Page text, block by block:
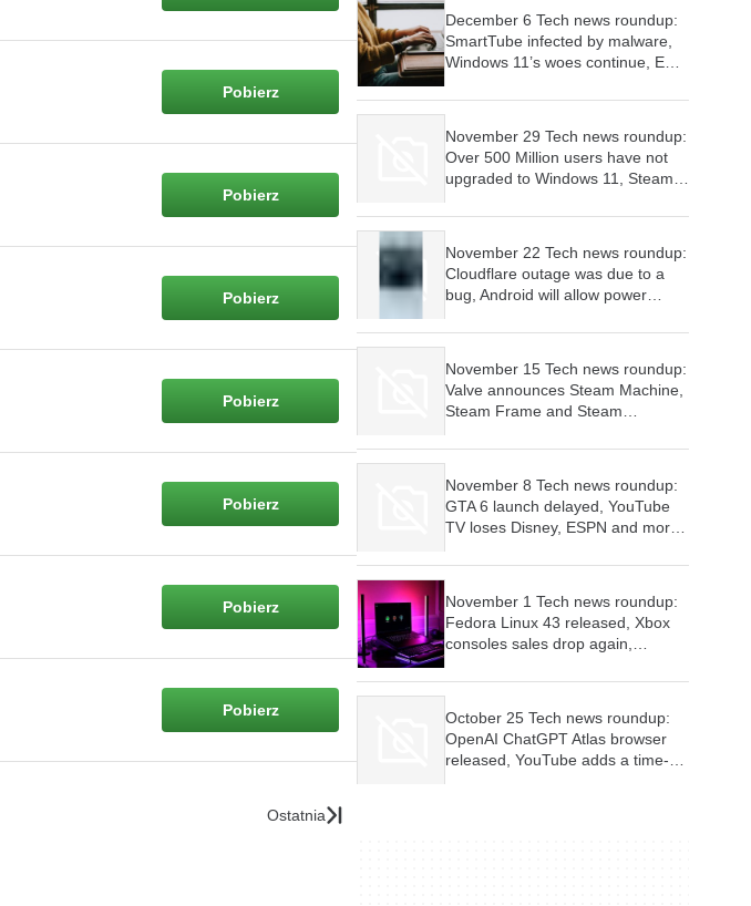
Pobierz
Pobierz
Pobierz
Pobierz
Pobierz
Pobierz
Pobierz
Ostatnia
December 6 Tech news roundup:
SmartTube infected by malware,
Windows 11’s woes continue, EU
November 29 Tech news roundup:
Over 500 Million users have not
upgraded to Windows 11, Steam
PC,
November 22 Tech news roundup:
Cloudflare outage was due to a
bug, Android will allow power
plans to make Windows 11 an
November 15 Tech news roundup:
Valve announces Steam Machine,
Steam Frame and Steam
is coming to consoles and mobile
to be optional
November 8 Tech news roundup:
GTA 6 launch delayed, YouTube
TV loses Disney, ESPN and more,
continue
November 1 Tech news roundup:
Fedora Linux 43 released, Xbox
consoles sales drop again,
launched
October 25 Tech news roundup:
OpenAI ChatGPT Atlas browser
released, YouTube adds a time-